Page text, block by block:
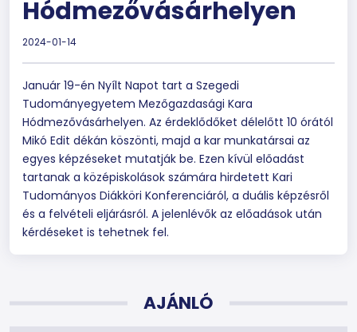
Hódmezővásárhelyen
2024-01-14
Január 19-én Nyílt Napot tart a Szegedi
Tudományegyetem Mezőgazdasági Kara
Hódmezővásárhelyen. Az érdeklődőket délelőtt 10 órától
Mikó Edit dékán köszönti, majd a kar munkatársai az
egyes képzéseket mutatják be. Ezen kívül előadást
tartanak a középiskolások számára hirdetett Kari
Tudományos Diákköri Konferenciáról, a duális képzésről
és a felvételi eljárásról. A jelenlévők az előadások után
kérdéseket is tehetnek fel.
AJÁNLÓ